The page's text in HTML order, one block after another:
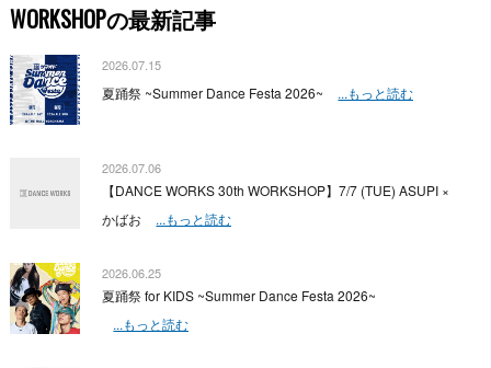
WORKSHOPの最新記事
2026.07.15
夏踊祭 ~Summer Dance Festa 2026~ ...もっと読む
2026.07.06
【DANCE WORKS 30th WORKSHOP】7/7 (TUE) ASUPI ×
かばお
...もっと読む
2026.06.25
夏踊祭 for KIDS ~Summer Dance Festa 2026~
...もっと読む